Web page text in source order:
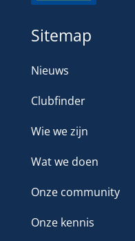
Sitemap
Nieuws
Clubfinder
Wie we zijn
Wat we doen
Onze community
Onze kennis